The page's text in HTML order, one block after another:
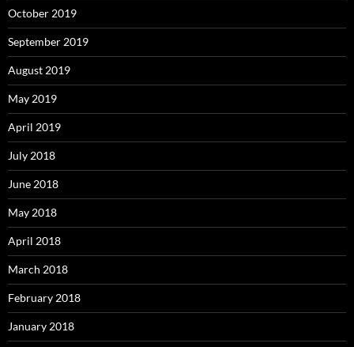
October 2019
September 2019
August 2019
May 2019
April 2019
July 2018
June 2018
May 2018
April 2018
March 2018
February 2018
January 2018